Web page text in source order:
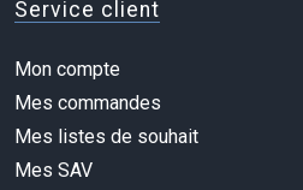
Service client
Mon compte
Mes commandes
Mes listes de souhait
Mes SAV